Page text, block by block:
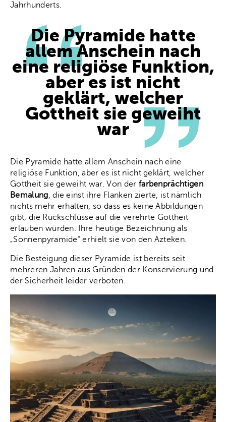
Jahrhunderts.
Die Pyramide hatte
allem Anschein nach
eine religiöse Funktion,
aber es ist nicht
geklärt, welcher
Gottheit sie geweiht
war
Die Pyramide hatte allem Anschein nach eine
religiöse Funktion, aber es ist nicht geklärt, welcher
Gottheit sie geweiht war. Von der farbenprächtigen
Bemalung, die einst ihre Flanken zierte, ist nämlich
nichts mehr erhalten, so dass es keine Abbildungen
gibt, die Rückschlüsse auf die verehrte Gottheit
erlauben würden. Ihre heutige Bezeichnung als
„Sonnenpyramide“ erhielt sie von den Azteken.
Die Besteigung dieser Pyramide ist bereits seit
mehreren Jahren aus Gründen der Konservierung und
der Sicherheit leider verboten.